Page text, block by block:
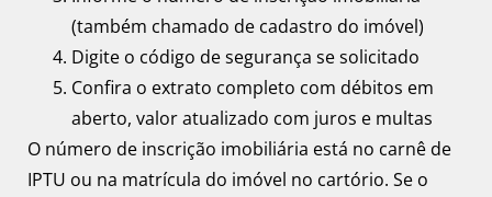
(também chamado de cadastro do imóvel)
Digite o código de segurança se solicitado
Confira o extrato completo com débitos em
aberto, valor atualizado com juros e multas
O número de inscrição imobiliária está no carnê de
IPTU ou na matrícula do imóvel no cartório. Se o